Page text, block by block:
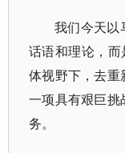
我们今天以
话语和理论，而
体视野下，去重
一项具有艰巨
务。